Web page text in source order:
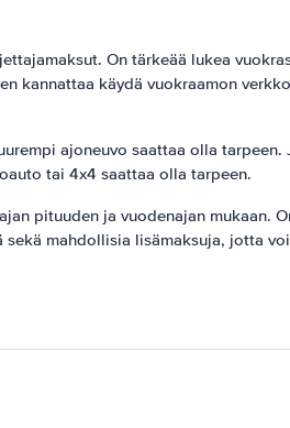
On tärkeää lukea
kannattaa käydä vuokraamon
ajoneuvo saattaa olla
tai 4x4 saattaa olla tarpeen.
pituuden ja vuodenajan mukaan.
mahdollisia lisämaksuja, jotta